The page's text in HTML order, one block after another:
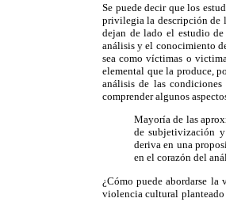
Se puede decir que los
privilegia la descripción de
dejan de lado el estudio
análisis y el conocimiento
sea como víctimas o
elemental que la produce,
análisis de las
comprender algunos
Mayoría de las
de subjetivización y
deriva en una
en el corazón del
¿Cómo puede abordarse
violencia cultural planteado